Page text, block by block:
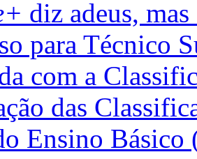
diz adeus,
para Técnico
com a
das
Ensino Básico